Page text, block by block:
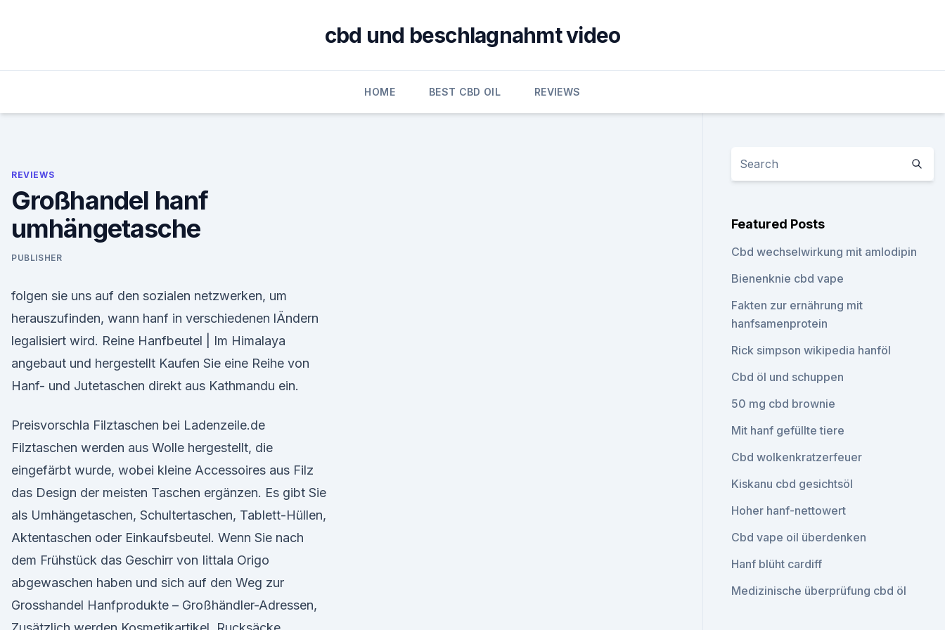
cbd und beschlagnahmt video
HOME BEST CBD OIL REVIEWS
REVIEWS
Großhandel hanf
umhängetasche
PUBLISHER
folgen sie uns auf den sozialen netzwerken, um
herauszufinden, wann hanf in verschiedenen lÄndern
legalisiert wird. Reine Hanfbeutel | Im Himalaya
angebaut und hergestellt Kaufen Sie eine Reihe von
Hanf- und Jutetaschen direkt aus Kathmandu ein.
Preisvorschla Filztaschen bei Ladenzeile.de
Filztaschen werden aus Wolle hergestellt, die
eingefärbt wurde, wobei kleine Accessoires aus Filz
das Design der meisten Taschen ergänzen. Es gibt Sie
als Umhängetaschen, Schultertaschen, Tablett-Hüllen,
Aktentaschen oder Einkaufsbeutel. Wenn Sie nach
dem Frühstück das Geschirr von Iittala Origo
abgewaschen haben und sich auf den Weg zur
Grosshandel Hanfprodukte – Großhändler-Adressen,
Featured Posts
Cbd wechselwirkung mit amlodipin
Bienenknie cbd vape
Fakten zur ernährung mit
hanfsamenprotein
Rick simpson wikipedia hanföl
Cbd öl und schuppen
50 mg cbd brownie
Mit hanf gefüllte tiere
Cbd wolkenkratzerfeuer
Kiskanu cbd gesichtsöl
Hoher hanf-nettowert
Cbd vape oil überdenken
Hanf blüht cardiff
Medizinische überprüfung cbd öl